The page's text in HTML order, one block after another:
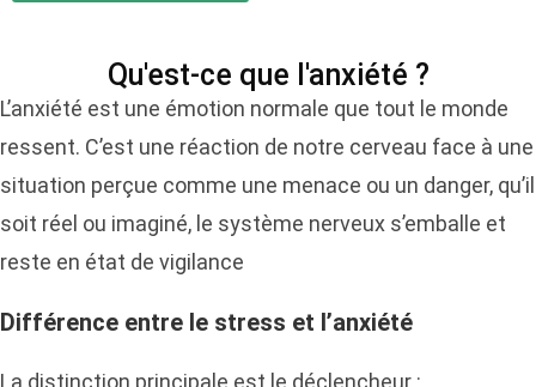
Qu'est-ce que l'anxiété ?
L’anxiété est une émotion normale que tout le monde
ressent. C’est une réaction de notre cerveau face à une
situation perçue comme une menace ou un danger, qu’il
soit réel ou imaginé, le système nerveux s’emballe et
reste en état de vigilance
Différence entre le stress et l’anxiété